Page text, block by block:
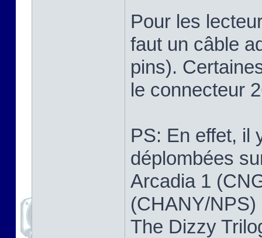
Pour les
faut un câble
pins).
le connecteur
PS: En effet, il
déplombées
Arcadia 1
(CHANY/
The Dizzy